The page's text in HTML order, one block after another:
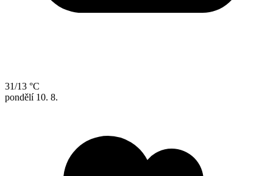
31/13 °C
pondělí 10. 8.